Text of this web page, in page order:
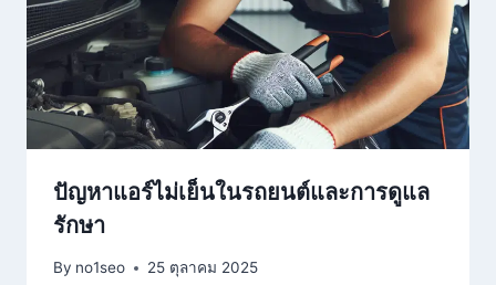
ปัญหาแอร์ไม่เย็นในรถยนต์และการดูแล
รักษา
By no1seo 25 ตุลาคม 2025